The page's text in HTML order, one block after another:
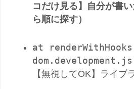
コだけ見る】自分が書
ら順に探す）
at
【無視してOK】ライブ